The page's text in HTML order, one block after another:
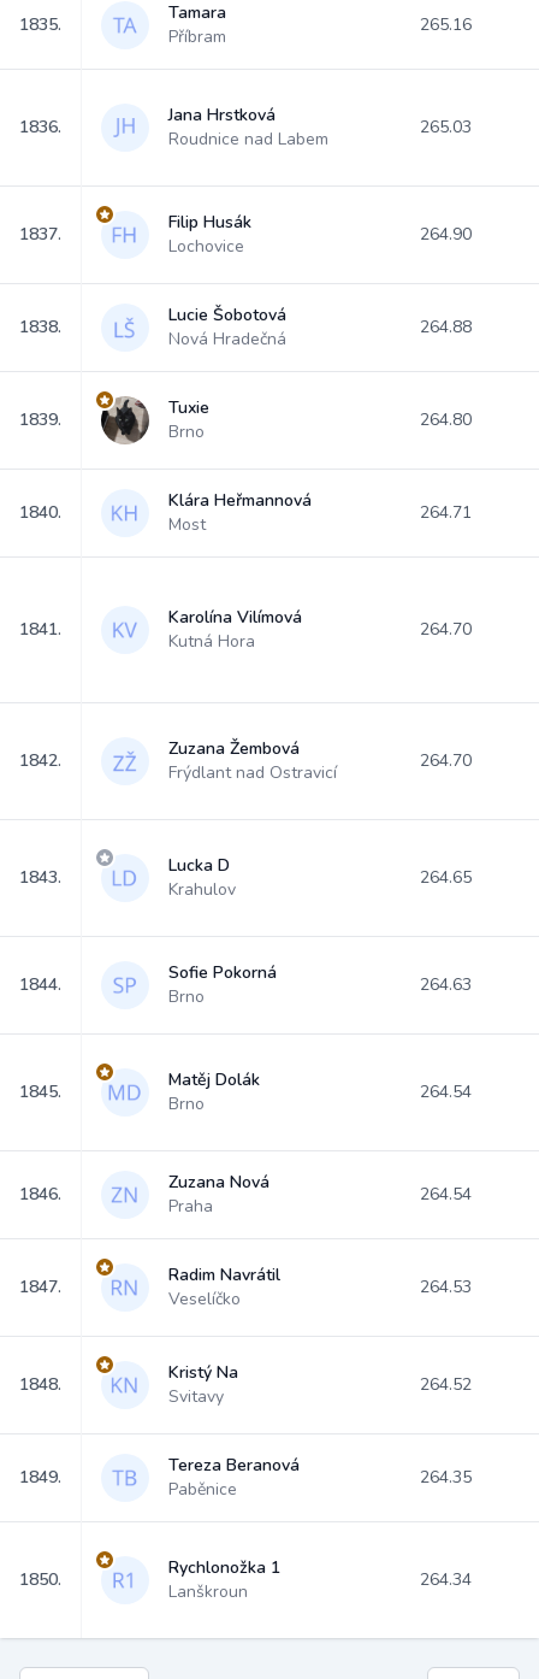
1835.
Tamara
Příbram
265.16
1836.
Jana Hrstková
Roudnice nad Labem
265.03
1837.
Filip Husák
Lochovice
264.90
1838.
Lucie Šobotová
Nová Hradečná
264.88
1839.
Tuxie
Brno
264.80
1840.
Klára Heřmannová
Most
264.71
1841.
Karolína Vilímová
Kutná Hora
264.70
1842.
Zuzana Žembová
Frýdlant nad Ostravicí
264.70
1843.
Lucka D
Krahulov
264.65
1844.
Sofie Pokorná
Brno
264.63
1845.
Matěj Dolák
Brno
264.54
1846.
Zuzana Nová
Praha
264.54
1847.
Radim Navrátil
Veselíčko
264.53
1848.
Kristý Na
Svitavy
264.52
1849.
Tereza Beranová
Paběnice
264.35
1850.
Rychlonožka 1
Lanškroun
264.34